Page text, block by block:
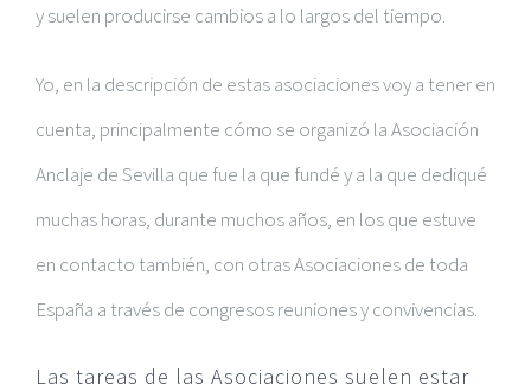
y suelen producirse cambios a lo largos del tiempo.
Yo, en la descripción de estas asociaciones voy a tener en
cuenta, principalmente cómo se organizó la Asociación
Anclaje de Sevilla que fue la que fundé y a la que dediqué
muchas horas, durante muchos años, en los que estuve
en contacto también, con otras Asociaciones de toda
España a través de congresos reuniones y convivencias.
Las tareas de las Asociaciones suelen estar